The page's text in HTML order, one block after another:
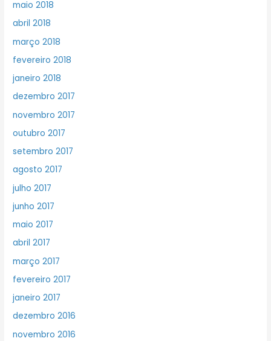
maio 2018
abril 2018
março 2018
fevereiro 2018
janeiro 2018
dezembro 2017
novembro 2017
outubro 2017
setembro 2017
agosto 2017
julho 2017
junho 2017
maio 2017
abril 2017
março 2017
fevereiro 2017
janeiro 2017
dezembro 2016
novembro 2016